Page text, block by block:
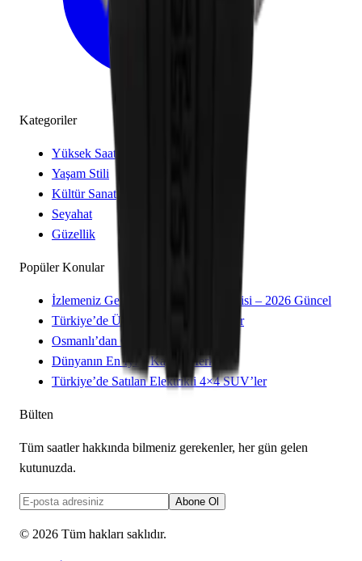
Kategoriler
Yüksek Saatçilik
Yaşam Stili
Kültür Sanat
Seyahat
Güzellik
Popüler Konular
İzlemeniz Gereken 15 Yeni Kore Dizisi – 2026 Güncel
Türkiye’de Üretilen Yerli Otomobiller
Osmanlı’dan Cumhuriyet’e Saatler
Dünyanın En İyi 8 Kayak Merkezi
Türkiye’de Satılan Elektrikli 4×4 SUV’ler
Bülten
Tüm saatler hakkında bilmeniz gerekenler, her gün gelen
kutunuzda.
Abone Ol
© 2026 Tüm hakları saklıdır.